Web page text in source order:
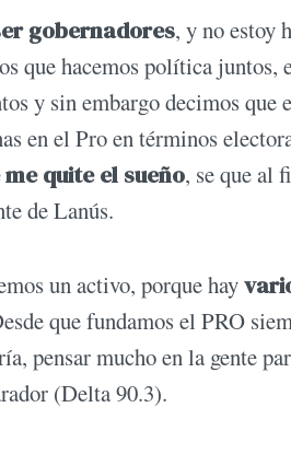
gobernadores, y no estoy
que hacemos política juntos,
y sin embargo decimos
en el Pro en términos
quite el sueño, se que al
de Lanús.
un activo, porque hay
que fundamos el PRO
pensar mucho en la gente
(Delta 90.3).